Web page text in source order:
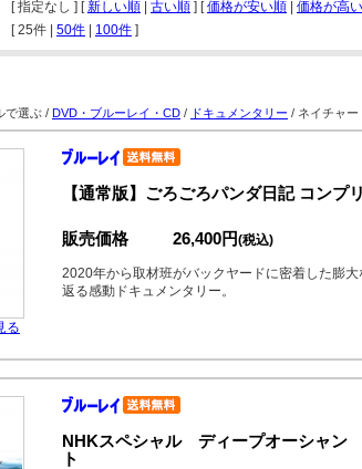
[ 指定なし ] [新しい順 古い順 ] [価格が安い順 価格が高
[ 25件 50件 100件 ]
で選ぶ / DVD・ブルーレイ・CD / ドキュメンタリー / ネイチャー
る
【通常版】ごろごろパンダ日記 コン
販売価格 26,400円(税込)
2020年から取材班がバックヤードに密着した膨
返る感動ドキュメンタリー。
NHKスペシャル ディープオーシャン
ト